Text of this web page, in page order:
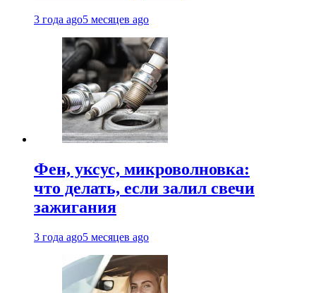
3 года ago5 месяцев ago
Фен, уксус, микроволновка:
что делать, если залил свечи
зажигания
3 года ago5 месяцев ago